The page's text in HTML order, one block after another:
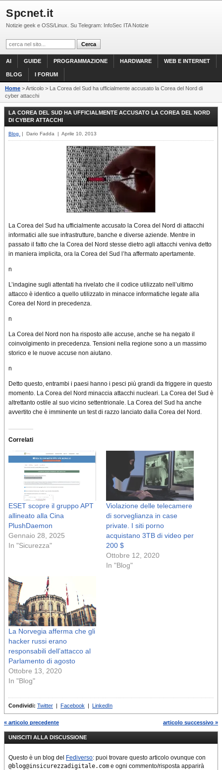
Spcnet.it
Notizie geek e OSS/Linux. Su Telegram: InfoSec ITA Notizie
AI GUIDE PROGRAMMAZIONE HARDWARE WEB E INTERNET
BLOG I FORUM
Home > Articolo > La Corea del Sud ha ufficialmente accusato la Corea del Nord di
cyber attacchi
LA COREA DEL SUD HA UFFICIALMENTE ACCUSATO LA COREA DEL NORD
DI CYBER ATTACCHI
Blog | Dario Fadda | Aprile 10, 2013
La Corea del Sud ha ufficialmente accusato la Corea del Nord di attacchi
informatici alle sue infrastrutture, banche e diverse aziende. Mentre in
passato il fatto che la Corea del Nord stesse dietro agli attacchi veniva detto
in maniera implicita, ora la Corea del Sud l’ha affermato apertamente.
n
L’indagine sugli attentati ha rivelato che il codice utilizzato nell’ultimo
attacco è identico a quello utilizzato in minacce informatiche legate alla
Corea del Nord in precedenza.
n
La Corea del Nord non ha risposto alle accuse, anche se ha negato il
coinvolgimento in precedenza. Tensioni nella regione sono a un massimo
storico e le nuove accuse non aiutano.
n
Detto questo, entrambi i paesi hanno i pesci più grandi da friggere in questo
momento. La Corea del Nord minaccia attacchi nucleari. La Corea del Sud è
altrettanto ostile al suo vicino settentrionale. La Corea del Sud ha anche
avvertito che è imminente un test di razzo lanciato dalla Corea del Nord.
Correlati
ESET scopre il gruppo APT
allineato alla Cina
PlushDaemon
Gennaio 28, 2025
In "Sicurezza"
Violazione delle telecamere
di sorveglianza in case
private. I siti porno
acquistano 3TB di video per
200 $
Ottobre 12, 2020
In "Blog"
La Norvegia afferma che gli
hacker russi erano
responsabili dell’attacco al
Parlamento di agosto
Ottobre 13, 2020
In "Blog"
Condividi: Twitter | Facebook | LinkedIn
« articolo precedente articolo successivo »
UNISCITI ALLA DISCUSSIONE
Questo è un blog del Fediverso: puoi trovare questo articolo ovunque con
@blog@insicurezzadigitale.com e ogni commento/risposta apparirà